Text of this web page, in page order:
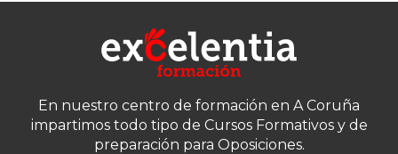
En nuestro centro de formación en A Coruña
impartimos todo tipo de Cursos Formativos y de
preparación para Oposiciones.